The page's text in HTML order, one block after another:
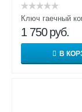
Ключ гаечный
1 750 руб.
В